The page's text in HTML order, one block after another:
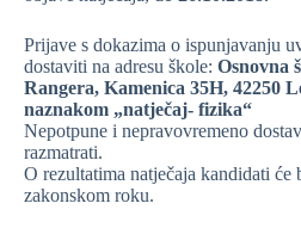
Prijave s dokazima o ispunjavanju
dostaviti na adresu škole: Osnovna
Rangera, Kamenica 35H, 42250
naznakom „natječaj- fizika“
Nepotpune i nepravovremeno
razmatrati.
O rezultatima natječaja kandidati će
zakonskom roku.